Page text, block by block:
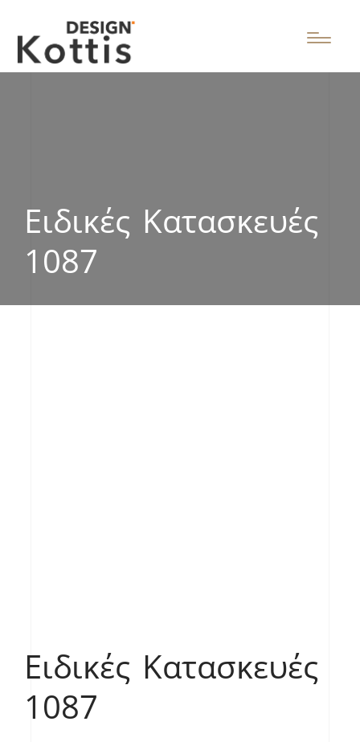
Ειδικές Κατασκευές
1087
Ειδικές Κατασκευές
1087